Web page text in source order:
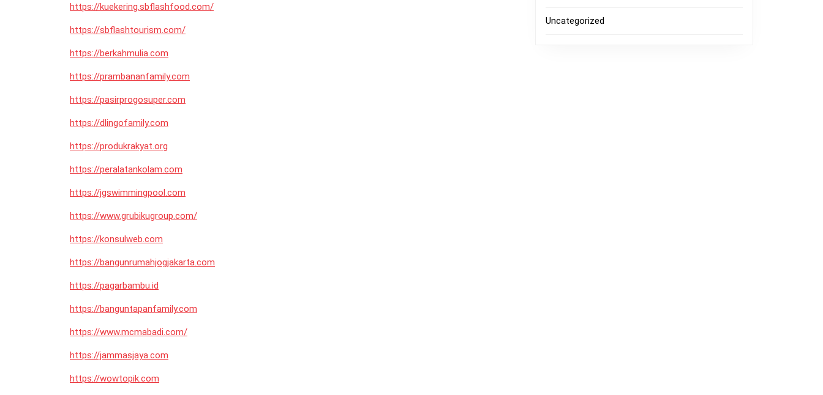
https://kuekering.sbflashfood.com/
https://sbflashtourism.com/
https://berkahmulia.com
https://prambananfamily.com
https://pasirprogosuper.com
https://dlingofamily.com
https://produkrakyat.org
https://peralatankolam.com
https://jgswimmingpool.com
https://www.grubikugroup.com/
https://konsulweb.com
https://bangunrumahjogjakarta.com
https://pagarbambu.id
https://banguntapanfamily.com
https://www.mcmabadi.com/
https://jammasjaya.com
https://wowtopik.com
Uncategorized